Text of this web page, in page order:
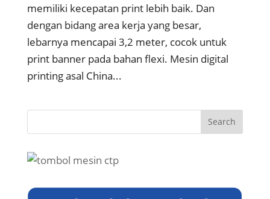
memiliki kecepatan print lebih baik. Dan
dengan bidang area kerja yang besar,
lebarnya mencapai 3,2 meter, cocok untuk
print banner pada bahan flexi. Mesin digital
printing asal China...